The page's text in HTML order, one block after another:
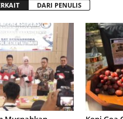
DARI PENULIS